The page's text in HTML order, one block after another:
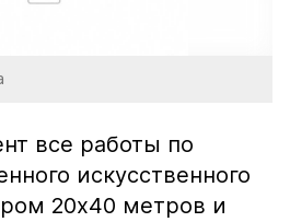
все работы по
искусственного
20x40 метров и